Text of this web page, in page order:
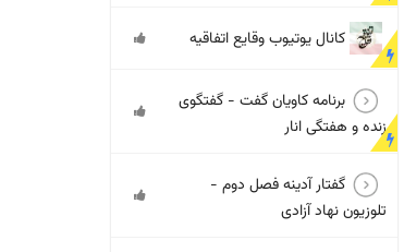
کانال یوتیوب وقایع اتفاقیه
برنامه کاویان گفت - گفتگوی
زنده و هفتگی انار
گفتار آدینه فصل دوم -
تلوزیون نهاد آزادی